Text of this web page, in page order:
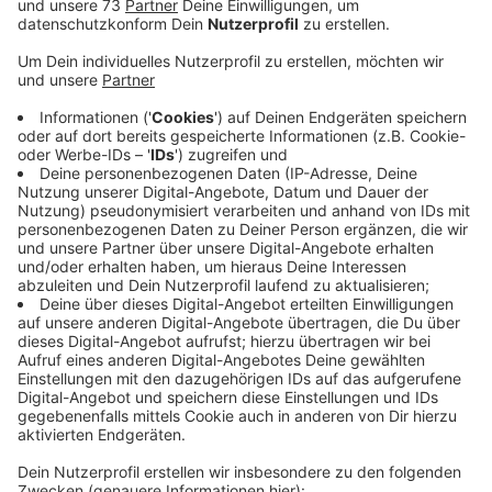
Veröffentlicht:Mittwoch, 29.05.2024 07:15
Anzeige
VR-Bank-Vertreter haben entschieden
Anzeige
Der Weg für die neue "Volksbank Westmünsterland"
ist frei. Am Abend haben sich die Vertreter der VR-
Bank Westmünsterland in Dülmen einstimmig für eine
Fusion mit der Volksbank Südmünsterland
entschieden. Vorgestern wurde schon auf deren
Vertreterversammlung der Verschmelzung beider
Banken zugestimmt. Dadurch entsteht eine der 50
größten Genossenschaftsbanken in Deutschland –